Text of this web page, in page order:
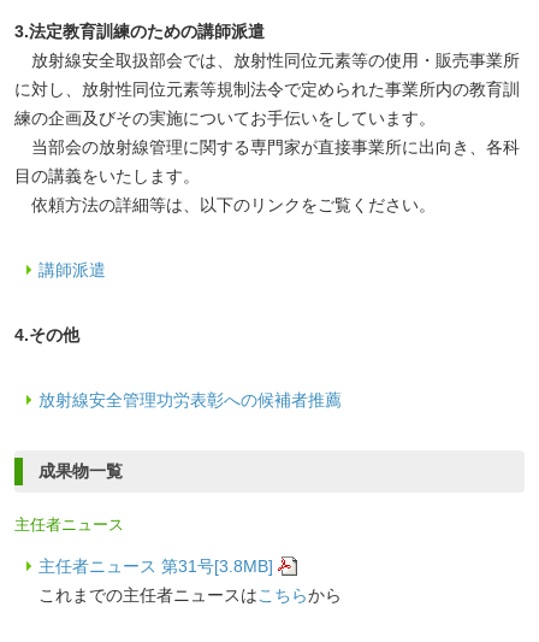
3.法定教育訓練のための講師派遣
放射線安全取扱部会では、放射性同位元素等の使用・販売事業所
に対し、放射性同位元素等規制法令で定められた事業所内の教育訓
練の企画及びその実施についてお手伝いをしています。
当部会の放射線管理に関する専門家が直接事業所に出向き、各科
目の講義をいたします。
依頼方法の詳細等は、以下のリンクをご覧ください。
講師派遣
4.その他
放射線安全管理功労表彰への候補者推薦
成果物一覧
主任者ニュース
主任者ニュース 第31号[3.8MB]
これまでの主任者ニュースはこちらから